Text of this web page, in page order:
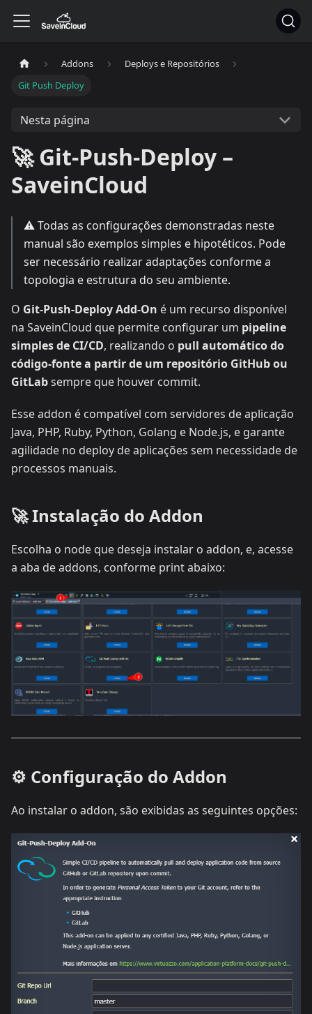
Addons
Deploys e Repositórios
Git Push Deploy
Nesta página
🚀 Git-Push-Deploy –
SaveinCloud
⚠️ Todas as configurações demonstradas neste
manual são exemplos simples e hipotéticos. Pode
ser necessário realizar adaptações conforme a
topologia e estrutura do seu ambiente.
O Git-Push-Deploy Add-On é um recurso disponível
na SaveinCloud que permite configurar um pipeline
simples de CI/CD, realizando o pull automático do
código-fonte a partir de um repositório GitHub ou
GitLabsempre que houver commit.
Esse addon é compatível com servidores de aplicação
Java, PHP, Ruby, Python, Golang e Node.js, e garante
agilidade no deploy de aplicações sem necessidade de
processos manuais.
🚀 Instalação do Addon
Escolha o node que deseja instalar o addon, e, acesse
a aba de addons, conforme print abaixo:
⚙️ Configuração do Addon
Ao instalar o addon, são exibidas as seguintes opções: